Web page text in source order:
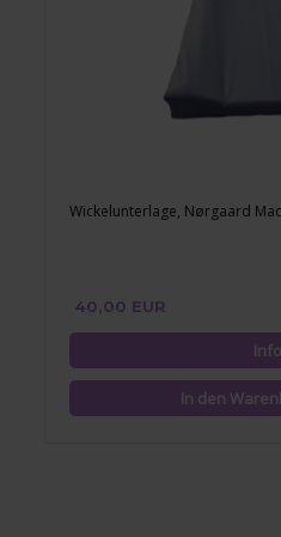
Wickelunterlage, Nørgaard
40,00 EUR